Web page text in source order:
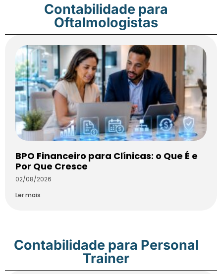
Contabilidade para
Oftalmologistas
BPO Financeiro para Clínicas: o Que É e
Por Que Cresce
02/08/2026
Ler mais
Contabilidade para Personal
Trainer